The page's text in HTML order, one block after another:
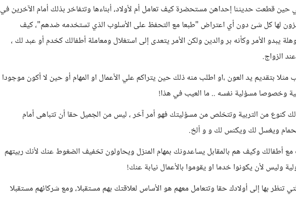
قطعت حديثنا إحداهن مستحضرة كيف تعامل أم لأولاد، أبناءها وتتفاخر بذلك أمام الآخرين في
لها كل شئ دون أي اعتراض "طبعا مع التحفظ على الأسلوب الذي تستخدمه ضدهم"، كيف
يبدو الأمر وكأنه بر والدين ولكن الأمر يتعدى إلى استغلال ومعاملة أطفالك كخدم أو عبد لك ،
الزواج.
بتقديم يد العون ،او اطلب منه ذلك حين يتراكم علي الأعمال او المهام أو حين لا أكون موجودا
وخصوصا مسؤلية نفسه .. ما العيب في هذا!
كنوع من التربية وتتخلص من مسؤليتك فهو أمر آخر ، ليس من الجميل حقا أن تتباهى أمام
ويغسل لك ويكنس لك و و ألخ.
أطفالك وكيف هم بالمقابل يساعدونك بمهام المنزل ويحاولون تخفيف الضغوط عنك لأنك ربيتهم
وليس لأن يكونوا خدما او يقوموا بالأعمال نيابة عنك!
تنظر بها إلى أولادك حقا وتتعامل معهم هو الأساس لعلاقتك بهم مستقبلا، ومع شركائهم مستقبلا